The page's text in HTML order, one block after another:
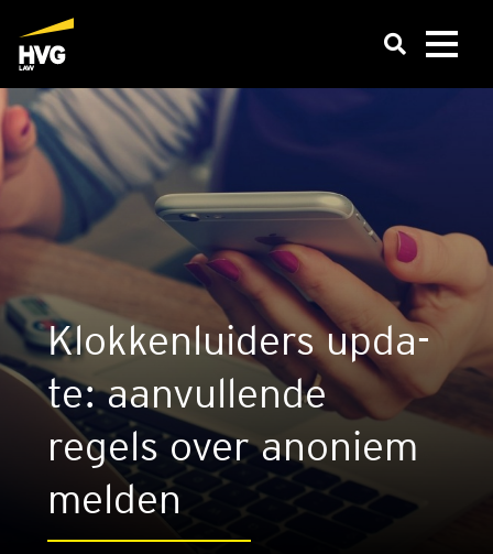
Klok­ken­lui­ders upda­
te: aan­vul­len­de
regels over ano­niem
mel­den